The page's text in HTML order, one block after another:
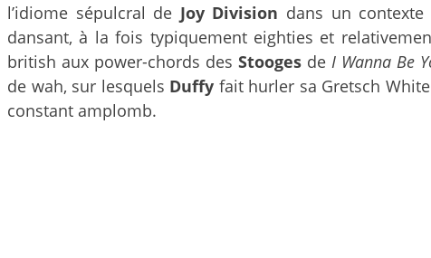
l’idiome sépulcral de Joy Division dans un
dansant, à la fois typiquement eighties et
british aux power-chords des Stooges de I Wanna Be
de wah, sur lesquels Duffy fait hurler sa Gretsch
constant amplomb.